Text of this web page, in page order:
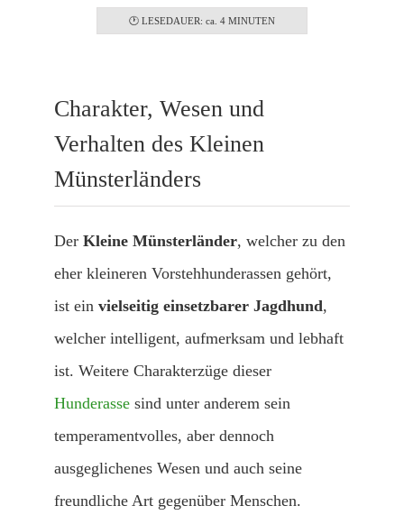
🕐 LESEDAUER: ca. 4 MINUTEN
Charakter, Wesen und
Verhalten des Kleinen
Münsterländers
Der Kleine Münsterländer, welcher zu den
eher kleineren Vorstehhunderassen gehört,
ist ein vielseitig einsetzbarer Jagdhund,
welcher intelligent, aufmerksam und lebhaft
ist. Weitere Charakterzüge dieser
Hunderasse sind unter anderem sein
temperamentvolles, aber dennoch
ausgeglichenes Wesen und auch seine
freundliche Art gegenüber Menschen.